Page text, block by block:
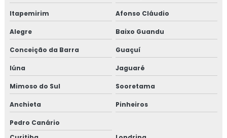
Itapemirim Afonso Cláudio
Alegre Baixo Guandu
Conceição da Barra Guaçuí
Iúna Jaguaré
Mimoso do Sul Sooretama
Anchieta Pinheiros
Pedro Canário